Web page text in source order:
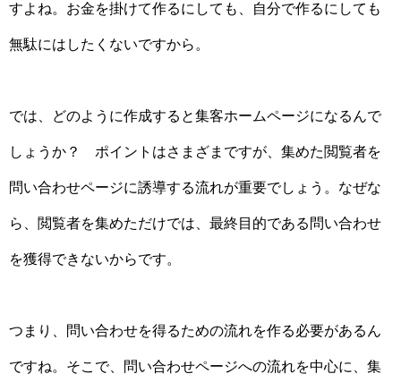
すよね。お金を掛けて作るにしても、自分で作るにしても
無駄にはしたくないですから。
では、どのように作成すると集客ホームページになるんで
しょうか？ ポイントはさまざまですが、集めた閲覧者を
問い合わせページに誘導する流れが重要でしょう。なぜな
ら、閲覧者を集めただけでは、最終目的である問い合わせ
を獲得できないからです。
つまり、問い合わせを得るための流れを作る必要があるん
ですね。そこで、問い合わせページへの流れを中心に、集